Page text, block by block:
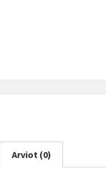
Arviot (0)